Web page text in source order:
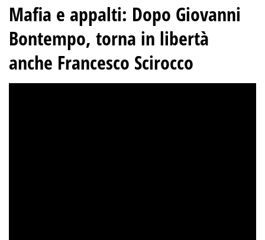
Mafia e appalti: Dopo Giovanni
Bontempo, torna in libertà
anche Francesco Scirocco